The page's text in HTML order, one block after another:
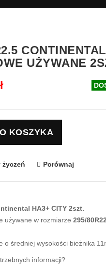
UŻYWANE
KOSZYKA
Porównaj
HA3+ CITY 2szt.
używane w rozmiarze 295/
o średniej wysokości bieżnika
informacji?